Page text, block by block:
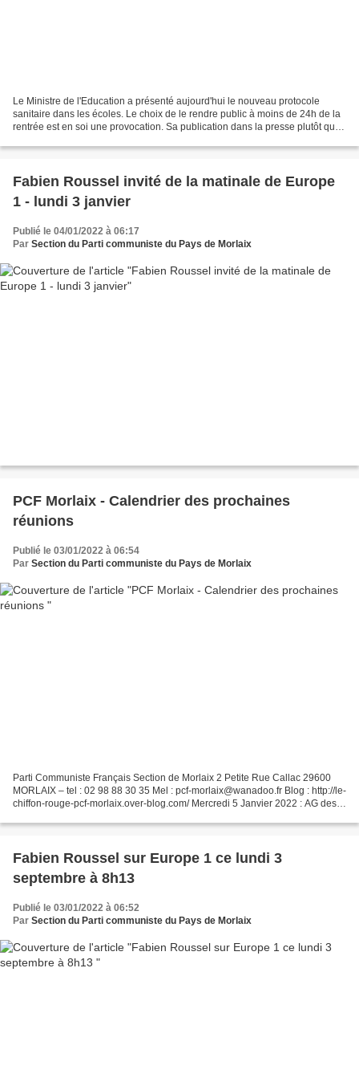
Le Ministre de l'Education a présenté aujourd'hui le nouveau protocole
sanitaire dans les écoles. Le choix de le rendre public à moins de 24h de la
rentrée est en soi une provocation. Sa publication dans la presse plutôt que
Fabien Roussel invité de la matinale de Europe
1 - lundi 3 janvier
Publié le 04/01/2022 à 06:17
Par Section du Parti communiste du Pays de Morlaix
PCF Morlaix - Calendrier des prochaines
réunions
Publié le 03/01/2022 à 06:54
Par Section du Parti communiste du Pays de Morlaix
Parti Communiste Français Section de Morlaix 2 Petite Rue Callac 29600
MORLAIX – tel : 02 98 88 30 35 Mel : pcf-morlaix@wanadoo.fr Blog : http://le-
chiffon-rouge-pcf-morlaix.over-blog.com/ Mercredi 5 Janvier 2022 : AG des
Fabien Roussel sur Europe 1 ce lundi 3
septembre à 8h13
Publié le 03/01/2022 à 06:52
Par Section du Parti communiste du Pays de Morlaix